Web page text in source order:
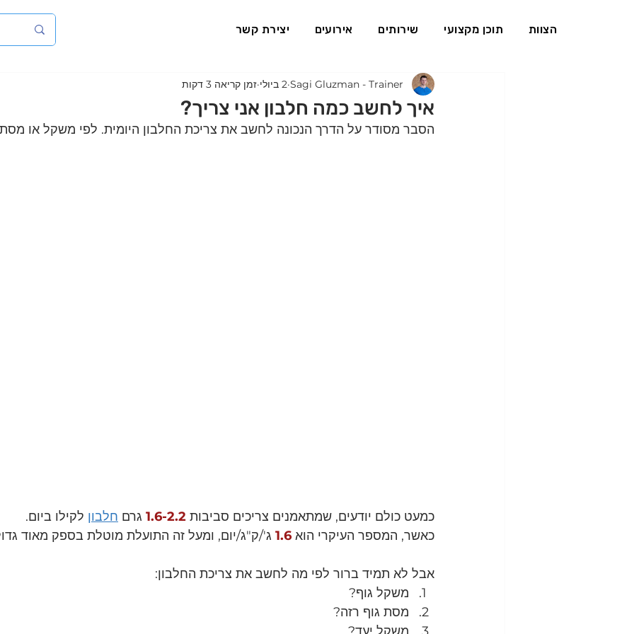
הצוות תוכן מקצועי שירותים אירועים יצירת קשר
איך לחשב כמה חלבון אני צריך?
Sagi Gluzman - Trainer 2 ביולי זמן קריאה 3 דקות
הסבר מסודר על הדרך הנכונה לחשב את צריכת החלבון היומית. לפי משקל או
כמעט כולם יודעים, שמתאמנים צריכים סביבות 1.6-2.2 גרם חלבון לקילו ביום.
כאשר, המספר העיקרי הוא 1.6 ג'/ק"ג/יום, ומעל זה התועלת מוטלת בספק מאוד
אבל לא תמיד ברור לפי מה לחשב את צריכת החלבון:
משקל גוף?
מסת גוף רזה?